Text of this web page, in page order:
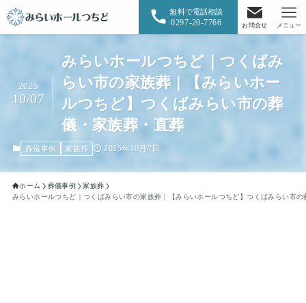
無料で電話相談
0297-20-7766 お問合せ メニュー
みらいホールつちど｜つくばみ
らい市の家族葬｜【みらいホー
ルつちど】つくばみらい市の葬
儀・家族葬・直葬
2025
10/07
葬儀事例 家族葬 2025年10月7日
ホーム 葬儀事例
家族葬
みらいホールつちど｜つくばみらい市の家族葬｜【みらいホールつちど】つくばみらい市